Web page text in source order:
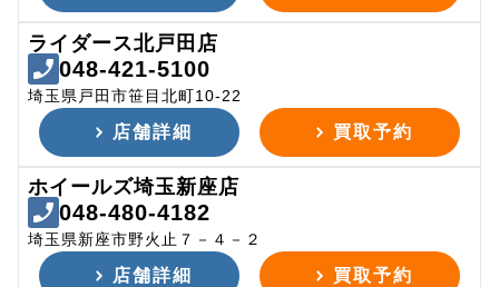
ライダース北戸田店
048-421-5100
埼玉県戸田市笹目北町10-22
店舗詳細 買取予約
ホイールズ埼玉新座店
048-480-4182
埼玉県新座市野火止７－４－２
店舗詳細 買取予約